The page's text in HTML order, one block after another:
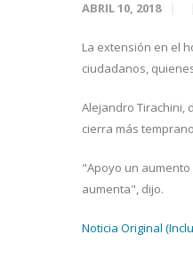
ABRIL 10, 2018
La extensión en el
ciudadanos,
Alejandro Tirachini,
cierra más
"Apoyo un
aumenta", dijo.
Noticia Original